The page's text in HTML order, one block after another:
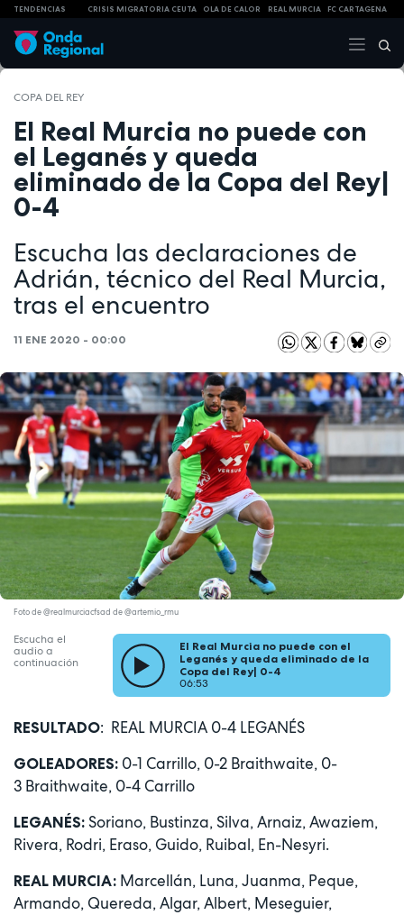
TENDENCIAS CRISIS MIGRATORIA CEUTA OLA DE CALOR REAL MURCIA FC CARTAGENA
COPA DEL REY
El Real Murcia no puede con
el Leganés y queda
eliminado de la Copa del Rey|
0-4
Escucha las declaraciones de
Adrián, técnico del Real Murcia,
tras el encuentro
11 ENE 2020 - 00:00
Foto de @realmurciacfsad de @artemio_rmu
Escucha el
audio a
continuación
El Real Murcia no puede con el
Leganés y queda eliminado de la
Copa del Rey| 0-4
06:53
RESULTADO: REAL MURCIA 0-4 LEGANÉS
GOLEADORES: 0-1 Carrillo, 0-2 Braithwaite, 0-
3 Braithwaite, 0-4 Carrillo
LEGANÉS: Soriano, Bustinza, Silva, Arnaiz, Awaziem,
Rivera, Rodri, Eraso, Guido, Ruibal, En-Nesyri.
REAL MURCIA: Marcellán, Luna, Juanma, Peque,
Armando, Quereda, Algar, Albert, Meseguier,